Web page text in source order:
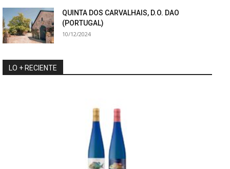
QUINTA DOS CARVALHAIS, D.O. DAO
(PORTUGAL)
10/12/2024
LO + RECIENTE